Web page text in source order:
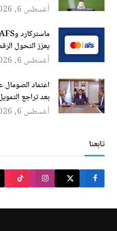
أغسطس 6, 2026
يعزز التحول
أغسطس 6, 2026
اعتماد الصومال
بعد تراجع التمويل 25% خلال
أغسطس 6, 2026
تابعنا